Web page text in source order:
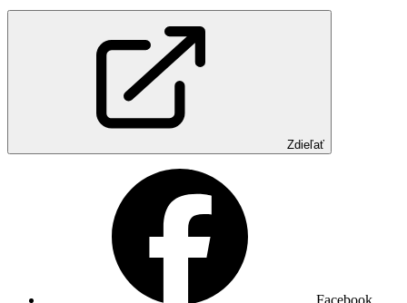
Zdieľať
Facebook